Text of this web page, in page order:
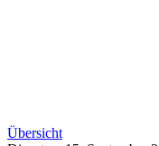
Übersicht